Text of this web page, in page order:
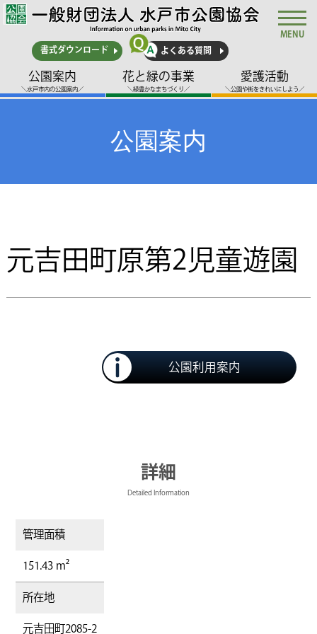
書式ダウンロード よくある質問
公園案内
＼水戸市内の公園案内／
花と緑の事業
＼緑豊かなまちづくり／
愛護活動
＼公園や街をきれいにしよう／
MENU
公園案内
元吉田町原第2児童遊園
公園利用案内
詳細
Detailed Information
管理面積
151.43 m²
所在地
元吉田町2085-2